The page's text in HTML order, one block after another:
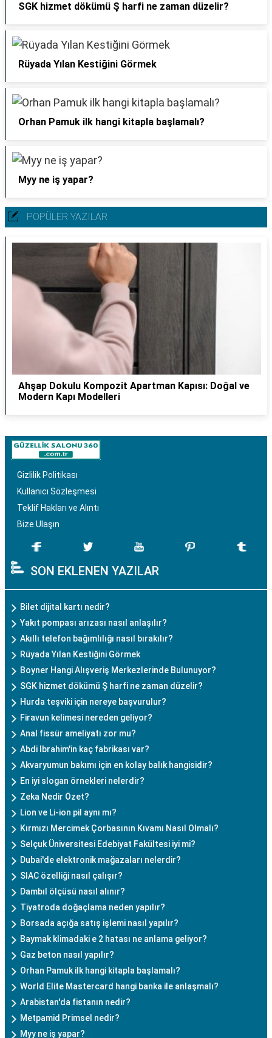
SGK hizmet dökümü Ş harfi ne zaman düzelir?
Rüyada Yılan Kestiğini Görmek
Orhan Pamuk ilk hangi kitapla başlamalı?
Myy ne iş yapar?
POPÜLER YAZILAR
Ahşap Dokulu Kompozit Apartman Kapısı: Doğal ve
Modern Kapı Modelleri
Gizlilik Politikası
Kullanıcı Sözleşmesi
Teklif Hakları ve Alıntı
Bize Ulaşın
SON EKLENEN YAZILAR
Bilet dijital kartı nedir?
Yakıt pompası arızası nasıl anlaşılır?
Akıllı telefon bağımlılığı nasıl bırakılır?
Rüyada Yılan Kestiğini Görmek
Boyner Hangi Alışveriş Merkezlerinde Bulunuyor?
SGK hizmet dökümü Ş harfi ne zaman düzelir?
Hurda teşviki için nereye başvurulur?
Firavun kelimesi nereden geliyor?
Anal fissür ameliyatı zor mu?
Abdi Ibrahim'in kaç fabrikası var?
Akvaryumun bakımı için en kolay balık hangisidir?
En iyi slogan örnekleri nelerdir?
Zeka Nedir Özet?
Lion ve Li-ion pil aynı mı?
Kırmızı Mercimek Çorbasının Kıvamı Nasıl Olmalı?
Selçuk Üniversitesi Edebiyat Fakültesi iyi mi?
Dubai'de elektronik mağazaları nelerdir?
SIAC özelliği nasıl çalışır?
Dambıl ölçüsü nasıl alınır?
Tiyatroda doğaçlama neden yapılır?
Borsada açığa satış işlemi nasıl yapılır?
Baymak klimadaki e 2 hatası ne anlama geliyor?
Gaz beton nasıl yapılır?
Orhan Pamuk ilk hangi kitapla başlamalı?
World Elite Mastercard hangi banka ile anlaşmalı?
Arabistan'da fistanın nedir?
Metpamid Primsel nedir?
Myy ne iş yapar?